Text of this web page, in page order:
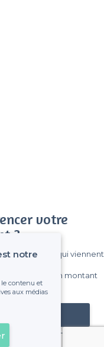
votre
?
de visiteurs qui viennent
vous payez un montant
la facture.
notre
le contenu et
aux médias